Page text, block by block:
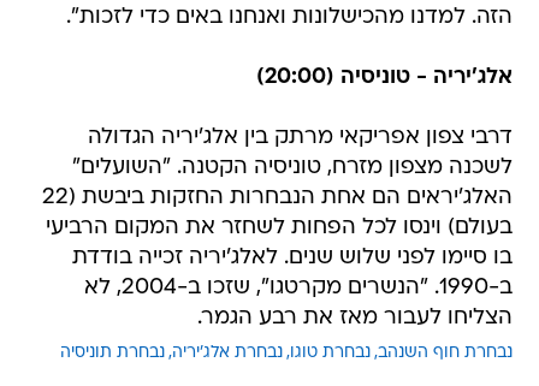
הזה. למדנו מהכישלונות ואנחנו באים כדי לזכות".
אלג'יריה - טוניסיה (20:00)
דרבי צפון אפריקאי מרתק בין אלג'יריה הגדולה
לשכנה מצפון מזרח, טוניסיה הקטנה. "השועלים"
האלג'יראים הם אחת הנבחרות החזקות ביבשת (22
בעולם) וינסו לכל הפחות לשחזר את המקום הרביעי
בו סיימו לפני שלוש שנים. לאלג'יריה זכייה בודדת
ב-1990. "הנשרים מקרטגו", שזכו ב-2004, לא
הצליחו לעבור מאז את רבע הגמר.
נבחרת חוף השנהב נבחרת טוגו נבחרת אלג'יריה נבחרת תוניסיה